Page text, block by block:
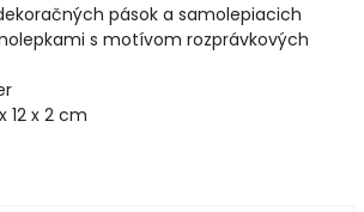
pások a samolepiacich
s motívom rozprávkových
12 x 2 cm